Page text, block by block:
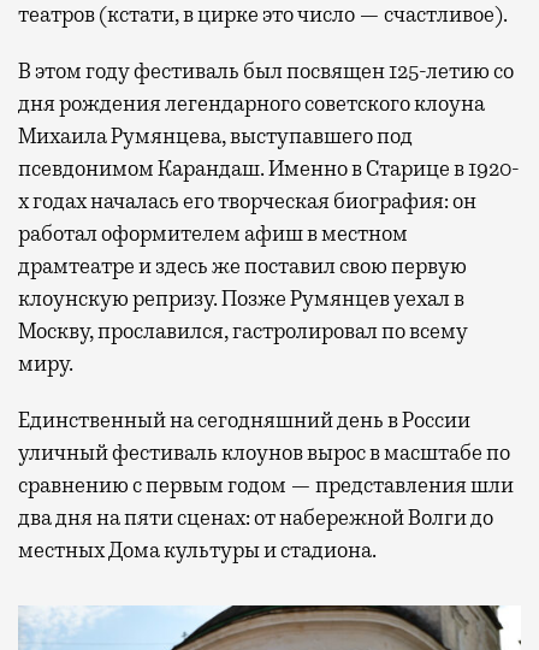
театров (кстати, в цирке это число — счастливое).
В этом году фестиваль был посвящен 125-летию со
дня рождения легендарного советского клоуна
Михаила Румянцева, выступавшего под
псевдонимом Карандаш. Именно в Старице в 1920-
х годах началась его творческая биография: он
работал оформителем афиш в местном
драмтеатре и здесь же поставил свою первую
клоунскую репризу. Позже Румянцев уехал в
Москву, прославился, гастролировал по всему
миру.
Единственный на сегодняшний день в России
уличный фестиваль клоунов вырос в масштабе по
сравнению с первым годом — представления шли
два дня на пяти сценах: от набережной Волги до
местных Дома культуры и стадиона.